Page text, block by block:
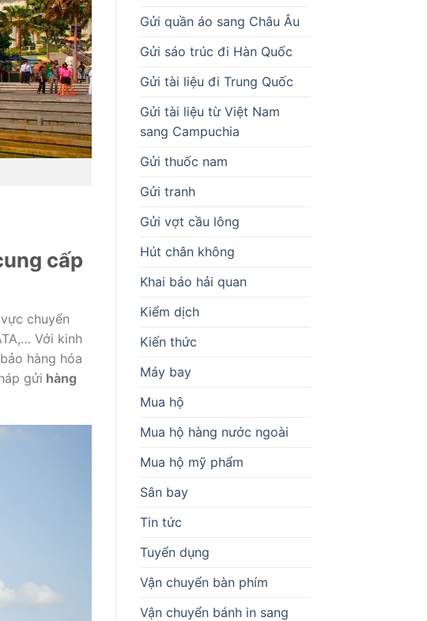
cấp
chuyển
Với kinh
hàng hóa
gửi hàng
Gửi quần áo sang Châu Âu
Gửi sáo trúc đi Hàn Quốc
Gửi tài liệu đi Trung Quốc
Gửi tài liệu từ Việt Nam
sang Campuchia
Gửi thuốc nam
Gửi tranh
Gửi vợt cầu lông
Hút chân không
Khai báo hải quan
Kiểm dịch
Kiến thức
Máy bay
Mua hộ
Mua hộ hàng nước ngoài
Mua hộ mỹ phẩm
Sân bay
Tin tức
Tuyển dụng
Vận chuyển bàn phím
Vận chuyển bánh in sang